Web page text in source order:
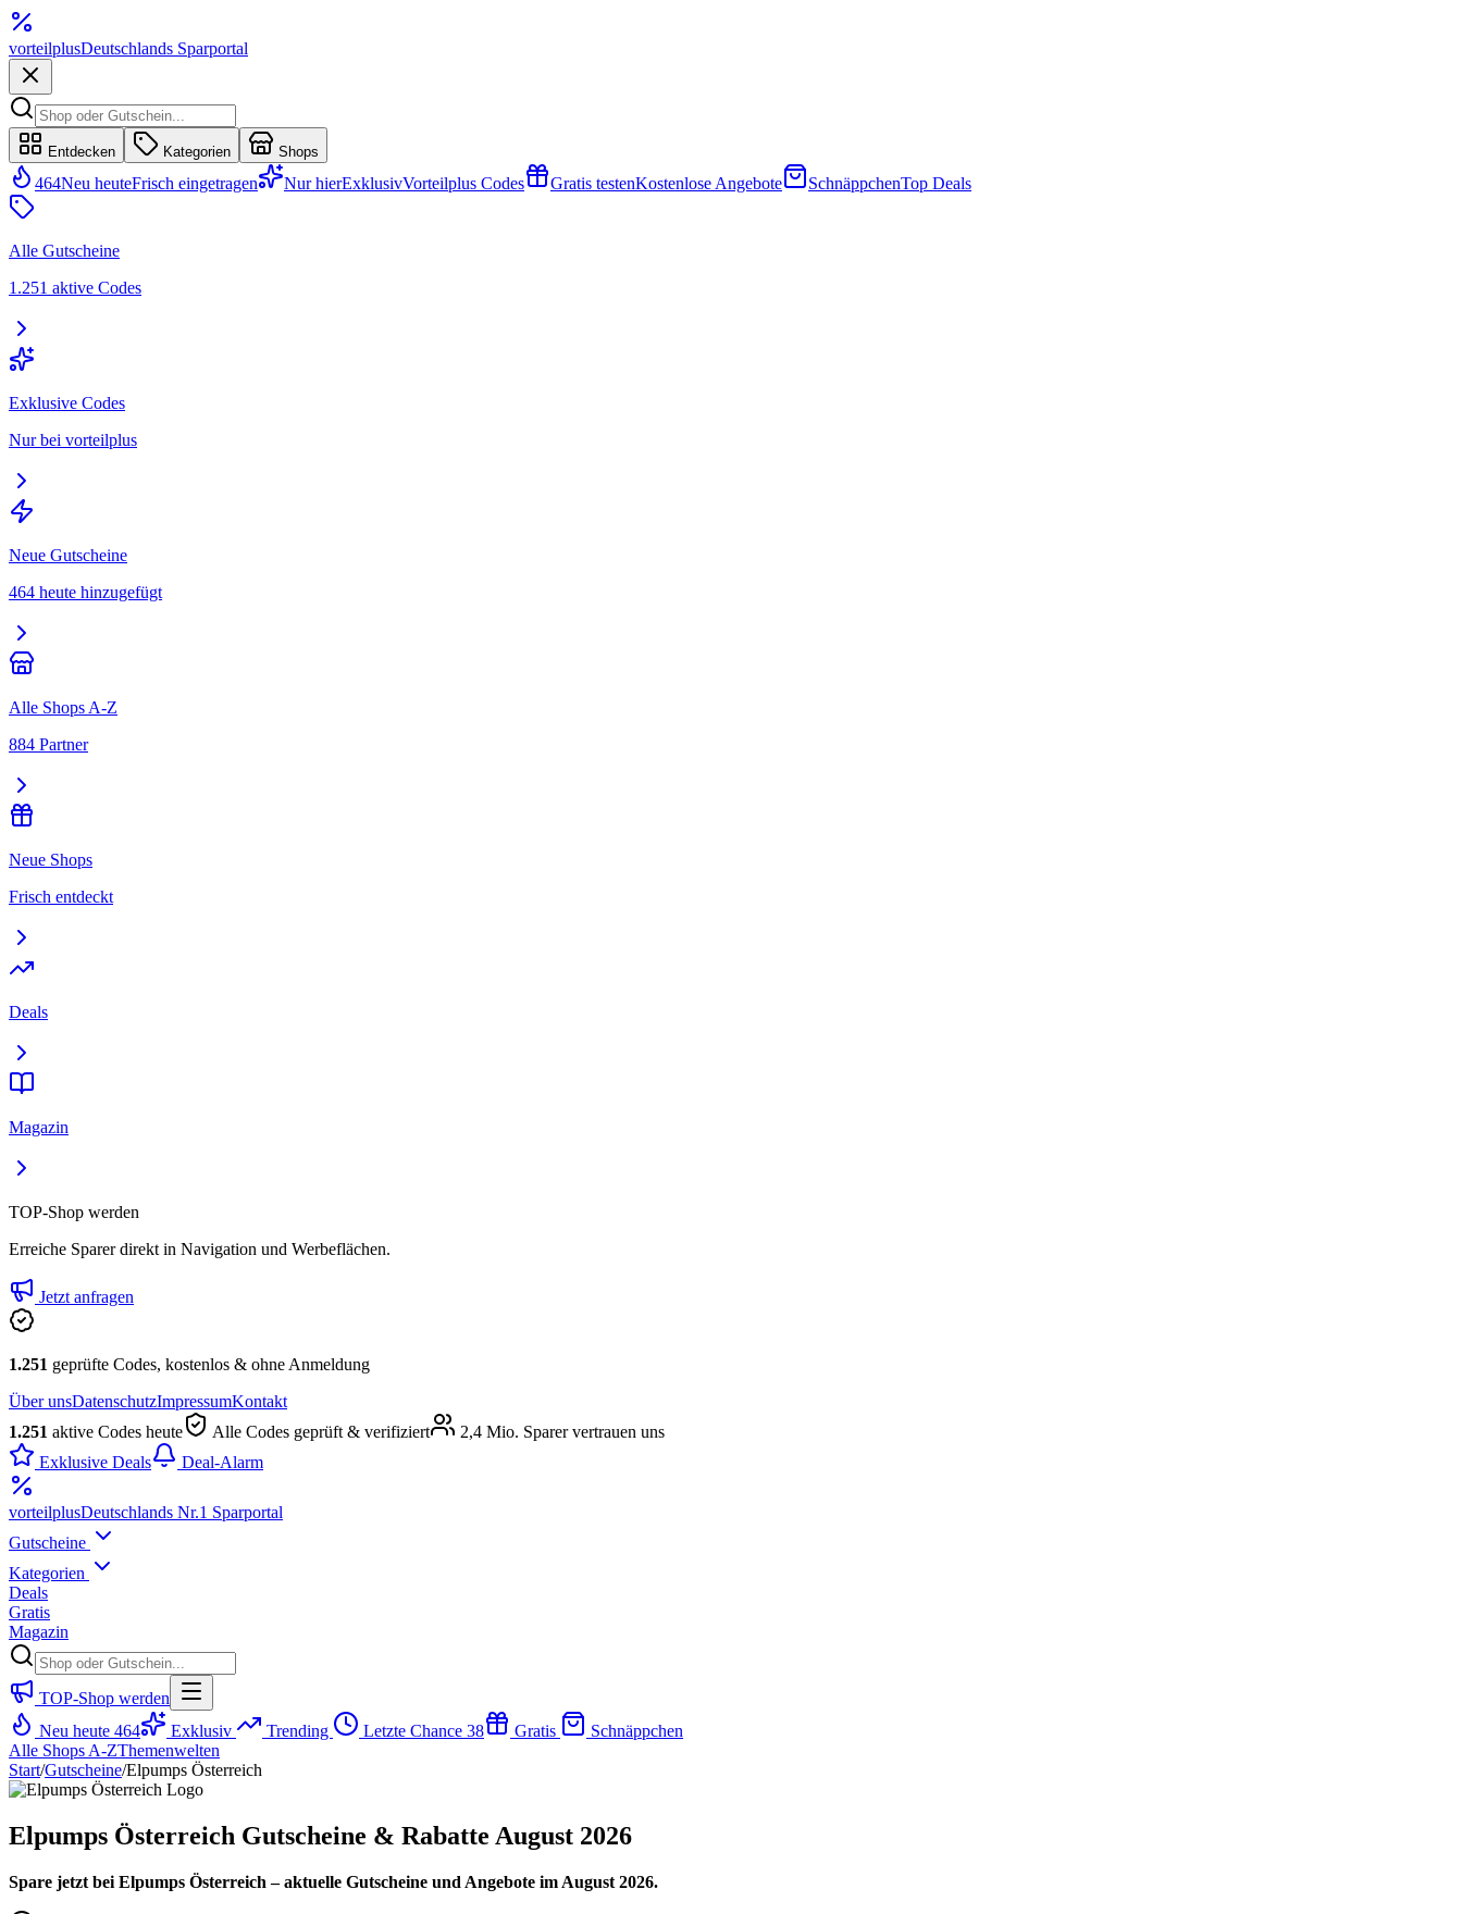
vorteilplusDeutschlands Sparportal
Entdecken Kategorien Shops
464Neu heuteFrisch eingetragen Nur hierExklusivVorteilplus Codes Gratis testenKostenlose Angebote SchnäppchenTop Deals
Alle Gutscheine
1.251 aktive Codes
Exklusive Codes
Nur bei vorteilplus
Neue Gutscheine
464 heute hinzugefügt
Alle Shops A-Z
884 Partner
Neue Shops
Frisch entdeckt
Deals
Magazin
TOP-Shop werden
Erreiche Sparer direkt in Navigation und Werbeflächen.
Jetzt anfragen
1.251 geprüfte Codes, kostenlos & ohne Anmeldung
Über unsDatenschutzImpressumKontakt
1.251 aktive Codes heute Alle Codes geprüft & verifiziert
2,4 Mio. Sparer vertrauen uns
Exklusive Deals
Deal-Alarm
vorteilplusDeutschlands Nr.1 Sparportal
Gutscheine
Kategorien
Deals
Gratis
Magazin
TOP-Shop werden
Neu heute 464 Exklusiv Trending Letzte Chance 38 Gratis
Schnäppchen
Alle Shops A-ZThemenwelten
Start/Gutscheine/Elpumps Österreich
Elpumps Österreich Gutscheine & Rabatte August 2026
Spare jetzt bei Elpumps Österreich – aktuelle Gutscheine und Angebote im August 2026.